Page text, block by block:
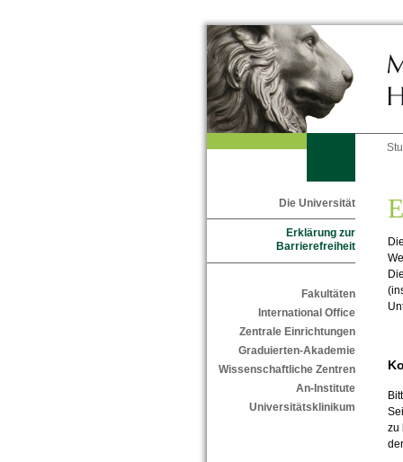
Die Universität
Erklärung zur
Barrierefreiheit
Fakultäten
International Office
Zentrale Einrichtungen
Graduierten-Akademie
Wissenschaftliche Zentren
An-Institute
Universitätsklinikum
zu